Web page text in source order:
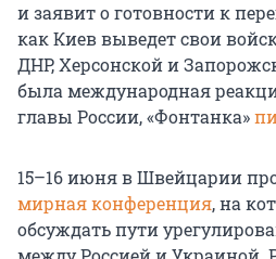
и заявит о готовности к
как Киев выведет свои
ДНР, Херсонской и
была международная
главы России, «Фонтанка»
15–16 июня в Швейцарии
мирная конференция, на
обсуждать пути